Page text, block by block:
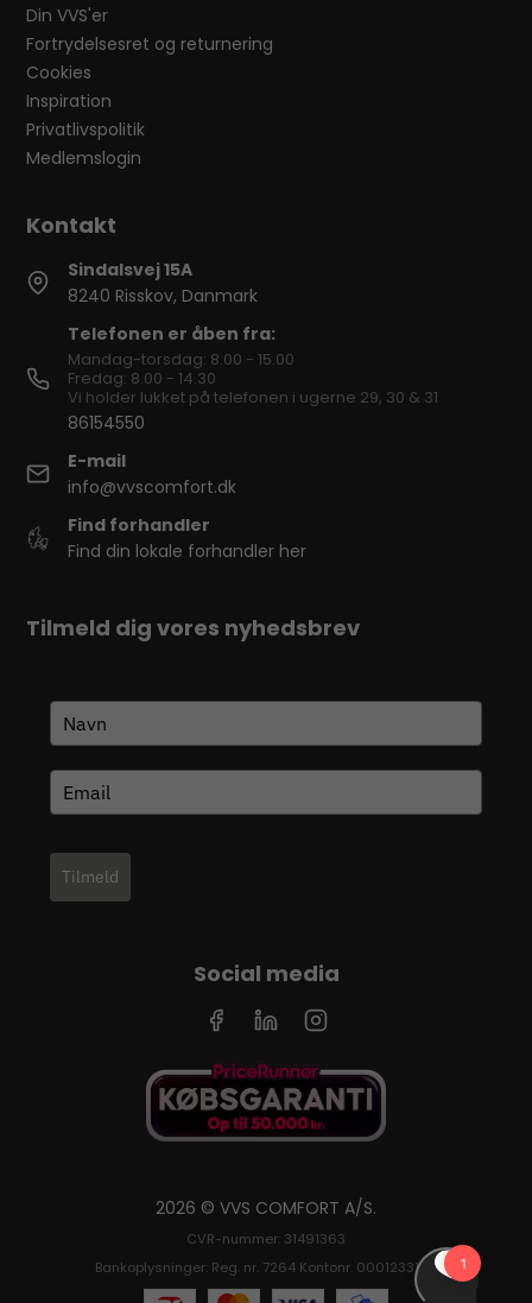
Din VVS'er
Fortrydelsesret og returnering
Cookies
Inspiration
Privatlivspolitik
Medlemslogin
Sindalsvej 15A
8240 Risskov, Danmark
Telefonen er åben fra:
Mandag-torsdag: 8.00 - 15.00
Fredag: 8.00 - 14.30
Vi holder lukket på telefonen i ugerne 29, 30 & 31
86154550
E-mail
info@vvscomfort.dk
Find forhandler
Find din lokale forhandler her
Tilmeld dig vores nyhedsbrev
Tilmeld
Social media
2026 © VVS COMFORT A/S.
CVR-nummer: 31491363
Bankoplysninger: Reg. nr. 7264 Kontonr. 0001233126